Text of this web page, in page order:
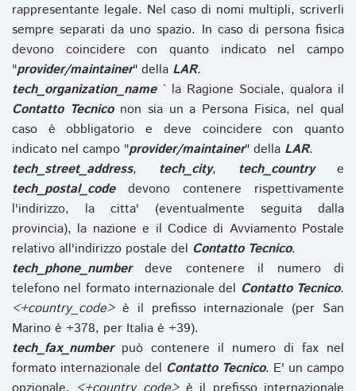
rappresentante legale. Nel caso di nomi multipli, scriverli
sempre separati da uno spazio. In caso di persona fisica
devono coincidere con quanto indicato nel campo
"provider/maintainer" della LAR.
tech_organization_name` la Ragione Sociale, qualora il
Contatto Tecniconon sia un a Persona Fisica, nel qual
caso è obbligatorio e deve coincidere con quanto
indicato nel campo "provider/maintainer" della LAR.
tech_street_address, tech_city, tech_countrye
tech_postal_codedevono contenere rispettivamente
l'indirizzo, la citta' (eventualmente seguita dalla
provincia), la nazione e il Codice di Avviamento Postale
relativo all'indirizzo postale del Contatto Tecnico.
tech_phone_numberdeve contenere il numero di
telefono nel formato internazionale del Contatto Tecnico.
<+country_code>è il prefisso internazionale (per San
Marino è +378, per Italia è +39).
tech_fax_numberpuò contenere il numero di fax nel
formato internazionale del Contatto Tecnico. E' un campo